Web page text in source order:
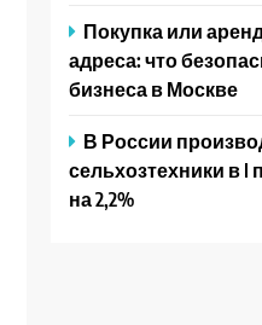
Покупка или
адреса: что
бизнеса в Москве
В России
сельхозтехники в I
на 2,2%